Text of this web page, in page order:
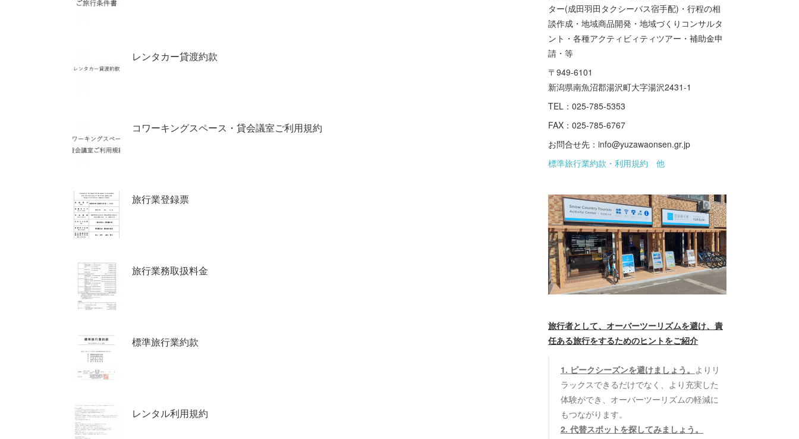
レンタカー貸渡約款
コワーキングスペース・貸会議室ご利用規約
旅行業登録票
旅行業務取扱料金
標準旅行業約款
レンタル利用規約
ター(成田羽田タクシーバス宿手配)・行程の相
談作成・地域商品開発・地域づくりコンサルタ
ント・各種アクティビィティツアー・補助金申
請・等
〒949-6101
新潟県南魚沼郡湯沢町大字湯沢2431-1
TEL：025-785-5353
FAX：025-785-6767
お問合せ先：info@yuzawaonsen.gr.jp
標準旅行業約款・利用規約 他
旅行者として、オーバーツーリズムを避け、責
任ある旅行をするためのヒントをご紹介
1. ピークシーズンを避けましょう。 よりリ
ラックスできるだけでなく、より充実した
体験ができ、オーバーツーリズムの軽減に
もつながります。
2. 代替スポットを探してみましょう。